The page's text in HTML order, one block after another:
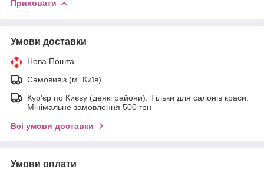
Приховати
Умови доставки
Нова Пошта
Самовивіз (м. Київ)
Кур'єр по Києву (деякі райони). Тільки для салонів краси.
Мінімальне замовлення 500 грн
Всі умови доставки
Умови оплати